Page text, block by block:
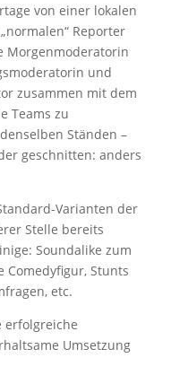
von einer lokalen
Reporter
Morgenmoderatorin
und
zusammen mit dem
Teams zu
Ständen –
geschnitten: anders
Varianten der
Stelle bereits
Soundalike zum
Comedyfigur, Stunts
etc.
erfolgreiche
Umsetzung